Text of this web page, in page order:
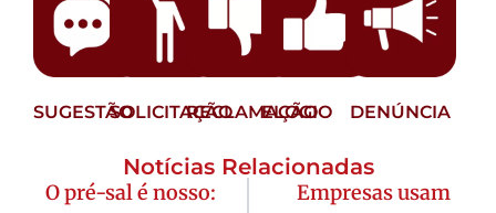
SUGESTÃOSOLICITAÇÃORECLAMAÇÃO
ELOGIO DENÚNCIA
Notícias Relacionadas
O pré-sal é nosso:
Empresas usam